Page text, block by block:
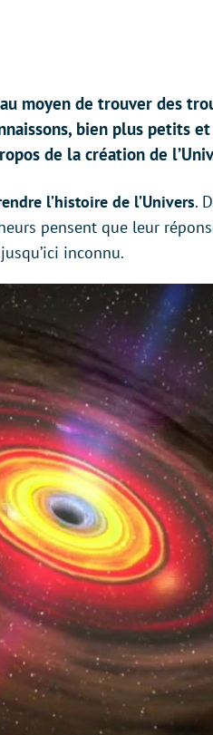
moyen de trouver des
bien plus petits
de la création de
l’histoire de l’Univers.
pensent que leur
inconnu.